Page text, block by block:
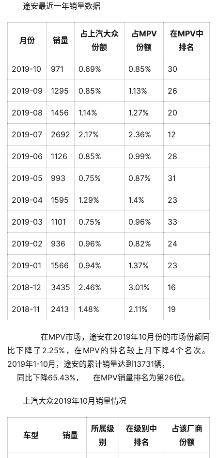
途安最近一年销量数据
月份 销量
占上汽大众
份额
占MPV
份额
在MPV中
排名
2019-10 971 0.69% 0.85% 30
2019-09 1295 0.85% 1.13% 26
2019-08 1456 1.14% 1.27% 20
2019-07 2692 2.17% 2.36% 12
2019-06 1126 0.85% 0.99% 28
2019-05 993 0.75% 0.87% 31
2019-04 1595 1.29% 1.4% 23
2019-03 1101 0.75% 0.96% 33
2019-02 936 0.96% 0.82% 24
2019-01 1566 0.94% 1.37% 23
2018-12 3435 2.46% 3.01% 16
2018-11 2413 1.48% 2.11% 19
在MPV市场，途安在2019年10月份的市场份额同
比下降了2.25%，在MPV的排名较上月下降4个名次。
2019年1-10月，途安的累计销量达到13731辆，
    同比下降65.43%，    在MPV销量排名为第26位。
上汽大众2019年10月销量情况
车型 销量
所属级
别
在级别中
排名
占该厂商
份额